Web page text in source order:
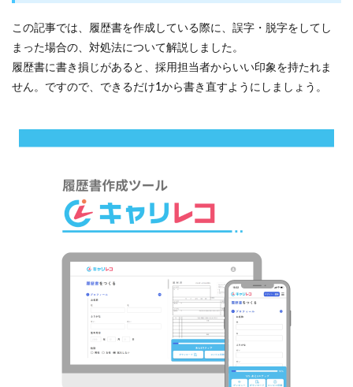
この記事では、履歴書を作成している際に、誤字・脱字をしてし
まった場合の、対処法について解説しました。
履歴書に書き損じがあると、採用担当者からいい印象を持たれま
せん。ですので、できるだけ1から書き直すようにしましょう。